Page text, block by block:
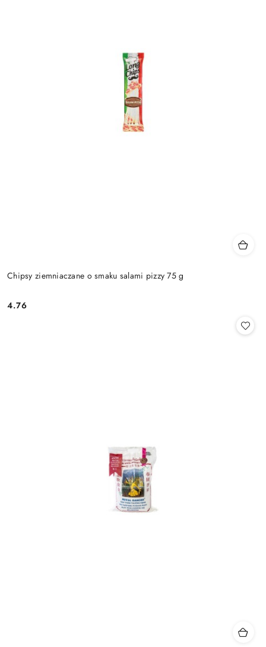
Chipsy ziemniaczane o smaku salami pizzy 75 g
Cena:
4.76